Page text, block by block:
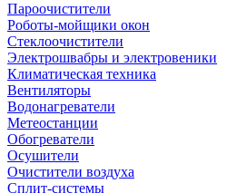
Пароочистители
Роботы-мойщики окон
Стеклоочистители
Электрошвабры и электровеники
Климатическая техника
Вентиляторы
Водонагреватели
Метеостанции
Обогреватели
Осушители
Очистители воздуха
Сплит-системы